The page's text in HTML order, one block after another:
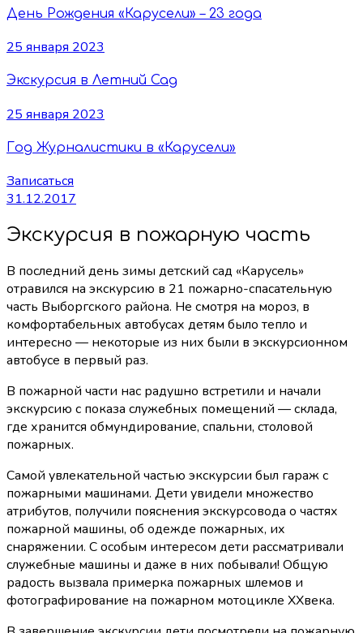
День Рождения «Карусели» – 23 года
25 января 2023
Экскурсия в Летний Сад
25 января 2023
Год Журналистики в «Карусели»
Записаться
31.12.2017
Экскурсия в пожарную часть
В последний день зимы детский сад «Карусель»
отравился на экскурсию в 21 пожарно-спасательную
часть Выборгского района. Не смотря на мороз, в
комфортабельных автобусах детям было тепло и
интересно — некоторые из них были в экскурсионном
автобусе в первый раз.
В пожарной части нас радушно встретили и начали
экскурсию с показа служебных помещений — склада,
где хранится обмундирование, спальни, столовой
пожарных.
Самой увлекательной частью экскурсии был гараж с
пожарными машинами. Дети увидели множество
атрибутов, получили пояснения экскурсовода о частях
пожарной машины, об одежде пожарных, их
снаряжении. С особым интересом дети рассматривали
служебные машины и даже в них побывали! Общую
радость вызвала примерка пожарных шлемов и
фотографирование на пожарном мотоцикле XXвека.